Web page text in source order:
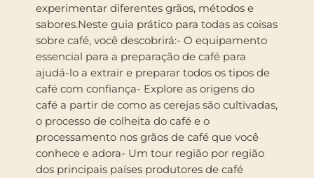
experimentar diferentes grãos, métodos e
sabores.Neste guia prático para todas as coisas
sobre café, você descobrirá:- O equipamento
essencial para a preparação de café para
ajudá-lo a extrair e preparar todos os tipos de
café com confiança- Explore as origens do
café a partir de como as cerejas são cultivadas,
o processo de colheita do café e o
processamento nos grãos de café que você
conhece e adora- Um tour região por região
dos principais países produtores de café